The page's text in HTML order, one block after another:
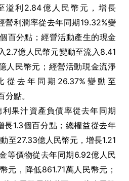
溢利2.84億人民幣元，增長
營利潤率從去年同期19.32%變
百分點；經營活動產生的現金
2.7億人民幣元變動至流入8.41
人民幣元；經營活動現金流淨
去年同期26.37%變動至
點。
果汁資產負債率從去年同期
長1.3個百分點；總權益從去年
至27.33億人民幣元，增長1.21
等價物從去年同期6.92億人民
元，降低861.71萬人民幣元；